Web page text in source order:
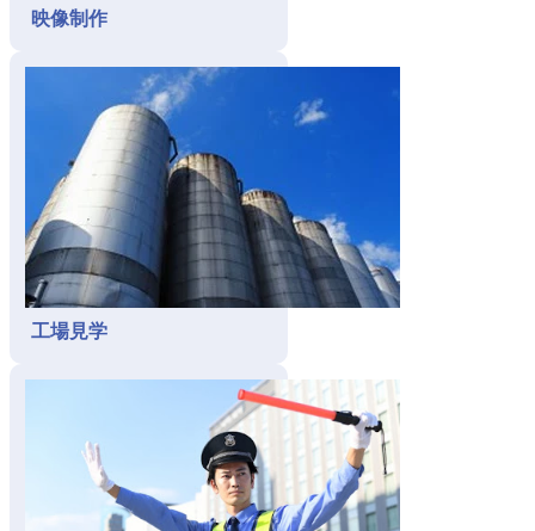
映像制作
工場見学